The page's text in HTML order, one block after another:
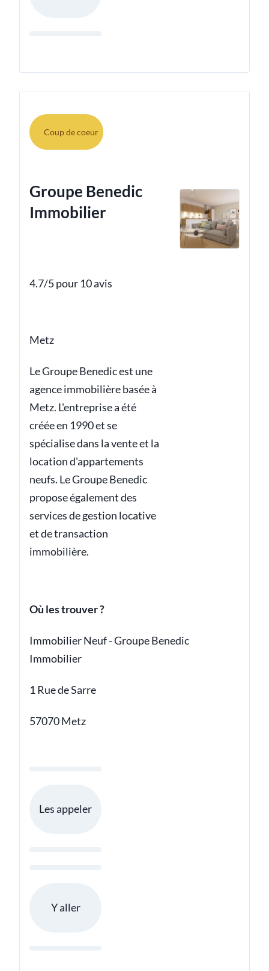
Coup de coeur
Groupe Benedic
Immobilier
4.7/5 pour 10 avis
Metz
Le Groupe Benedic est une
agence immobilière basée à
Metz. L'entreprise a été
créée en 1990 et se
spécialise dans la vente et la
location d'appartements
neufs. Le Groupe Benedic
propose également des
services de gestion locative
et de transaction
immobilière.
Où les trouver ?
Immobilier Neuf - Groupe Benedic
Immobilier
1 Rue de Sarre
57070 Metz
Les appeler
Y aller